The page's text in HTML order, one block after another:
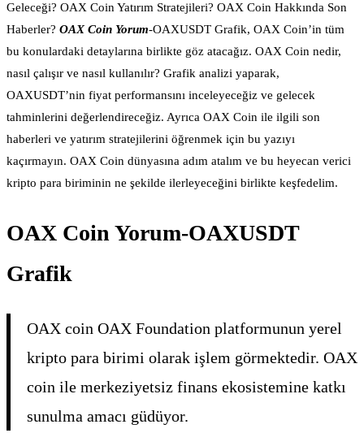
Geleceği? OAX Coin Yatırım Stratejileri? OAX Coin Hakkında Son
Haberler? OAX Coin Yorum-OAXUSDT Grafik, OAX Coin’in tüm
bu konulardaki detaylarına birlikte göz atacağız. OAX Coin nedir,
nasıl çalışır ve nasıl kullanılır? Grafik analizi yaparak,
OAXUSDT’nin fiyat performansını inceleyeceğiz ve gelecek
tahminlerini değerlendireceğiz. Ayrıca OAX Coin ile ilgili son
haberleri ve yatırım stratejilerini öğrenmek için bu yazıyı
kaçırmayın. OAX Coin dünyasına adım atalım ve bu heyecan verici
kripto para biriminin ne şekilde ilerleyeceğini birlikte keşfedelim.
OAX Coin Yorum-OAXUSDT
Grafik
OAX coin OAX Foundation platformunun yerel
kripto para birimi olarak işlem görmektedir. OAX
coin ile merkeziyetsiz finans ekosistemine katkı
sunulma amacı güdüyor.